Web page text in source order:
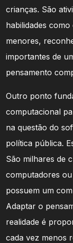
crianças. São
habilidades
menores,
importantes de
pensamento
Outro ponto
computacional
na questão do
política pública.
São milhares de
computadores
possuem um
Adaptar o
realidade é
cada vez menos